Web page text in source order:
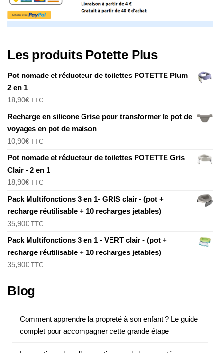
Les produits Potette Plus
Pot nomade et réducteur de toilettes POTETTE Plum -
2 en 1
18,90€ TTC
Recharge en silicone Grise pour transformer le pot de
voyages en pot de maison
10,90€ TTC
Pot nomade et réducteur de toilettes POTETTE Gris
Clair - 2 en 1
18,90€ TTC
Pack Multifonctions 3 en 1- GRIS clair - (pot +
recharge réutilisable + 10 recharges jetables)
35,90€ TTC
Pack Multifonctions 3 en 1 - VERT clair - (pot +
recharge réutilisable + 10 recharges jetables)
35,90€ TTC
Blog
Comment apprendre la propreté à son enfant ? Le guide
complet pour accompagner cette grande étape